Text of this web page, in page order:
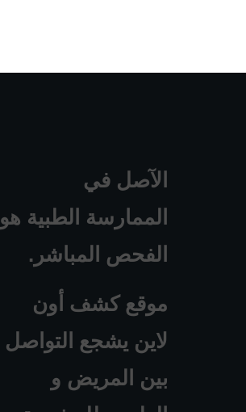
الآصل في
الممارسة الطبية هو
الفحص المباشر.
موقع كشف أون
لاين يشجع التواصل
بين المريض و